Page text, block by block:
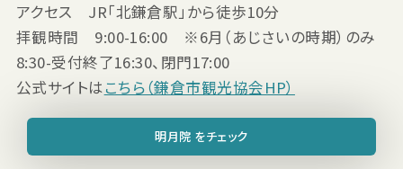
アクセス JR「北鎌倉駅」から徒歩10分
拝観時間 9:00-16:00 ※6月（あじさいの時期）のみ
8:30-受付終了16:30、閉門17:00
公式サイトはこちら（鎌倉市観光協会HP）
明月院 をチェック